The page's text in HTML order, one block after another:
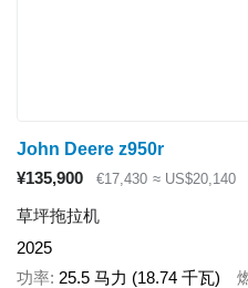
John Deere z950r
¥135,900
€17,430 ≈ US$20,140
草坪拖拉机
2025
功率 25.5 马力 (18.74 千瓦)